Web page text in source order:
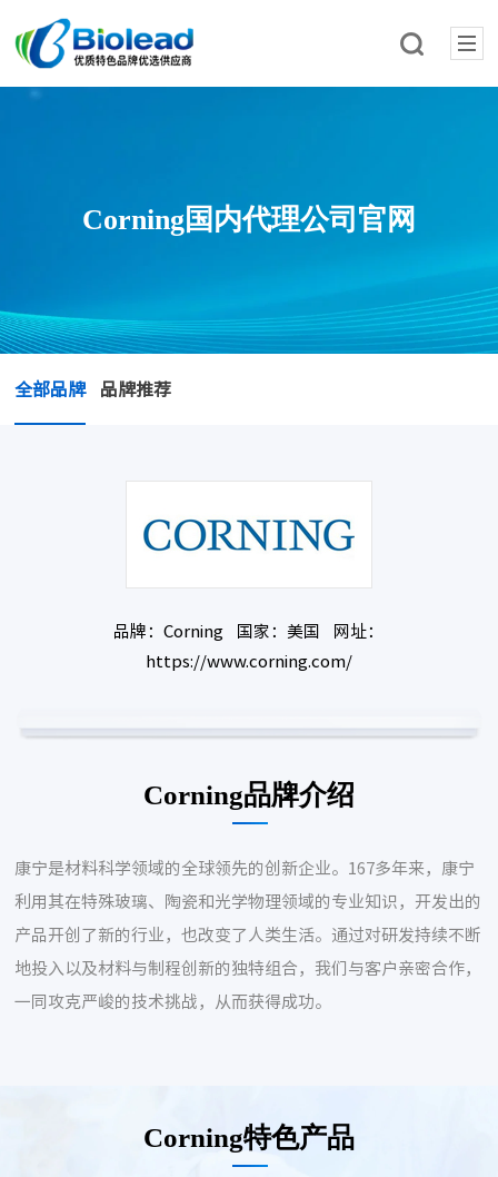
Corning国内代理公司官网
全部品牌 品牌推荐
品牌：Corning 国家：美国 网址：
https://www.corning.com/
Corning品牌介绍
康宁是材料科学领域的全球领先的创新企业。167多年来，康宁
利用其在特殊玻璃、陶瓷和光学物理领域的专业知识，开发出的
产品开创了新的行业，也改变了人类生活。通过对研发持续不断
地投入以及材料与制程创新的独特组合，我们与客户亲密合作，
一同攻克严峻的技术挑战，从而获得成功。
Corning特色产品